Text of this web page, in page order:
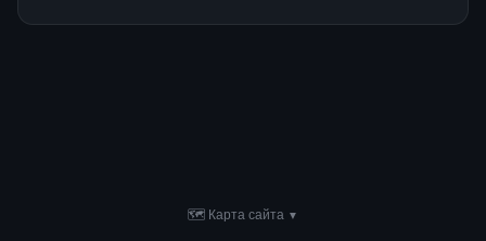
🗺 Карта сайта ▼